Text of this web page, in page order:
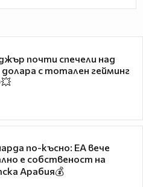
почти спечели над
с тотален гейминг
по-късно: EA вече
е собственост на
Арабия💰